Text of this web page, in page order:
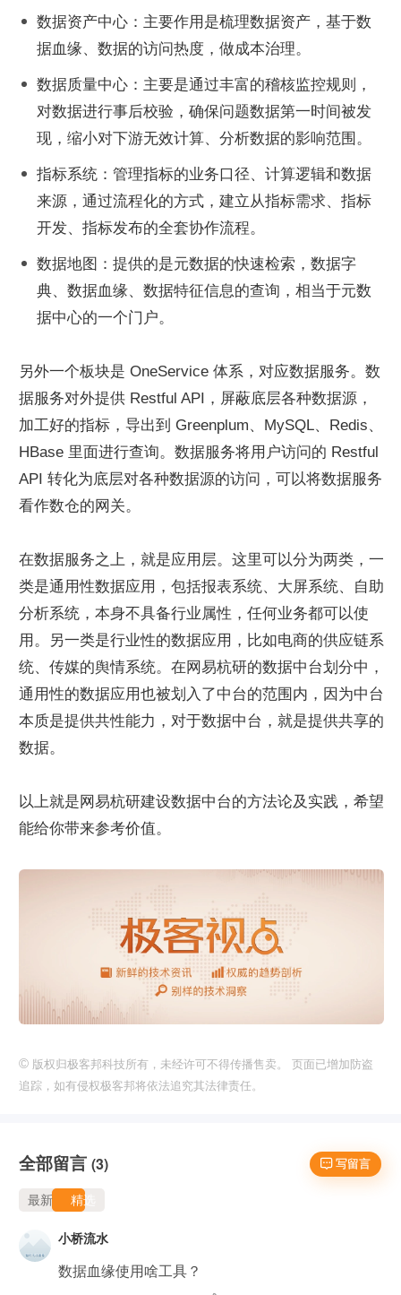
数据资产中心：主要作用是梳理数据资产，基于数
据血缘、数据的访问热度，做成本治理。
数据质量中心：主要是通过丰富的稽核监控规则，
对数据进行事后校验，确保问题数据第一时间被发
现，缩小对下游无效计算、分析数据的影响范围。
指标系统：管理指标的业务口径、计算逻辑和数据
来源，通过流程化的方式，建立从指标需求、指标
开发、指标发布的全套协作流程。
数据地图：提供的是元数据的快速检索，数据字
典、数据血缘、数据特征信息的查询，相当于元数
据中心的一个门户。
另外一个板块是 OneService 体系，对应数据服务。数
据服务对外提供 Restful API，屏蔽底层各种数据源，
加工好的指标，导出到 Greenplum、MySQL、Redis、
HBase 里面进行查询。数据服务将用户访问的 Restful
API 转化为底层对各种数据源的访问，可以将数据服务
看作数仓的网关。
在数据服务之上，就是应用层。这里可以分为两类，一
类是通用性数据应用，包括报表系统、大屏系统、自助
分析系统，本身不具备行业属性，任何业务都可以使
用。另一类是行业性的数据应用，比如电商的供应链系
统、传媒的舆情系统。在网易杭研的数据中台划分中，
通用性的数据应用也被划入了中台的范围内，因为中台
本质是提供共性能力，对于数据中台，就是提供共享的
数据。
以上就是网易杭研建设数据中台的方法论及实践，希望
能给你带来参考价值。
© 版权归极客邦科技所有，未经许可不得传播售卖。 页面已增加防盗
追踪，如有侵权极客邦将依法追究其法律责任。
 写留言
全部留言 (3)
最新 精选
小桥流水
数据血缘使用啥工具？